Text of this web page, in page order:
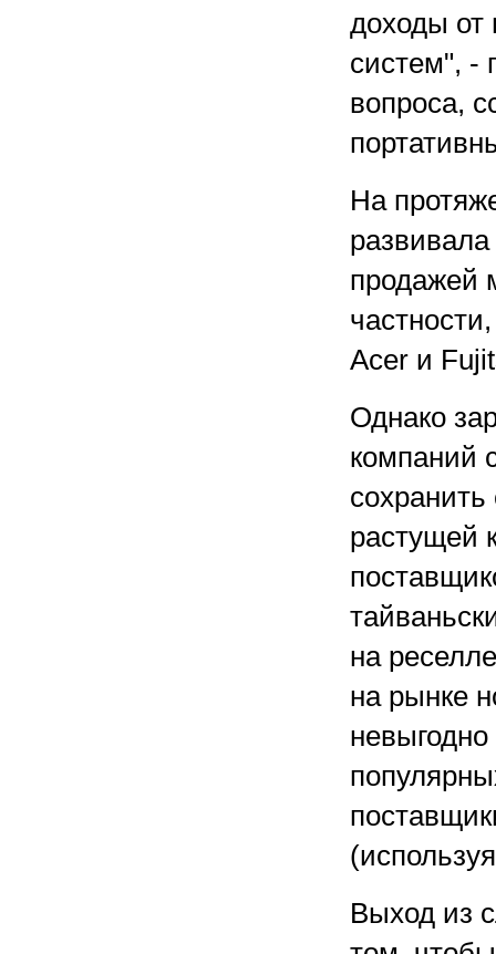
доходы от
систем", -
вопроса,
На
продажей
Acer и
Однако
компаний
растущей
на
на рынке
Выход из